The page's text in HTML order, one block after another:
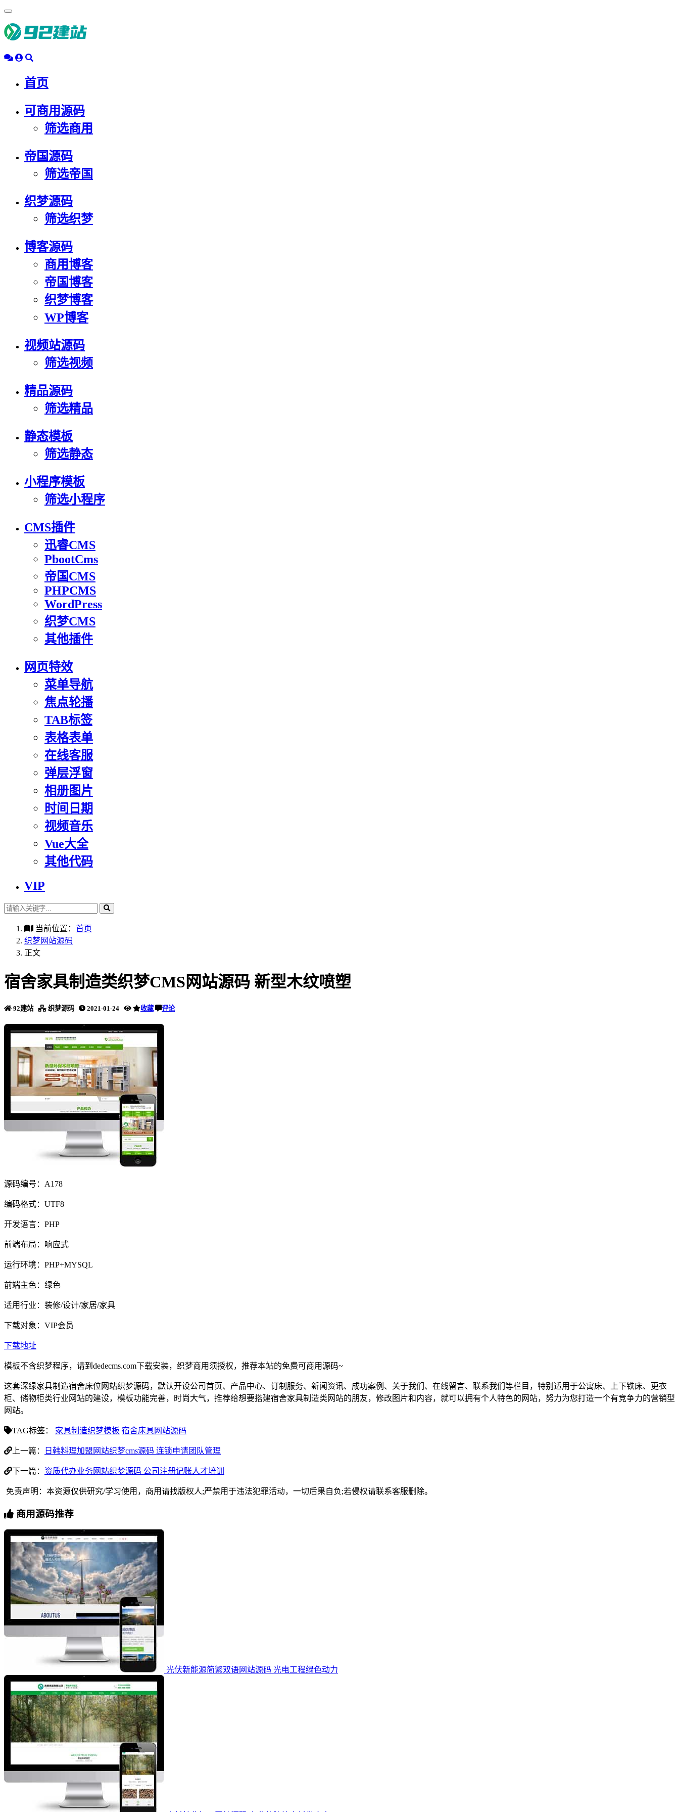
动
导
首页
可商用源码
筛选商用
帝国源码
筛选帝国
织梦源码
筛选织梦
博客源码
商用博客
帝国博客
织梦博客
WP博客
视频站源码
筛选视频
精品源码
筛选精品
静态模板
筛选静态
小程序模板
筛选小程序
CMS插件
迅睿CMS
PbootCms
帝国CMS
PHPCMS
WordPress
织梦CMS
其他插件
网页特效
菜单导航
焦点轮播
TAB标签
表格表单
在线客服
弹层浮窗
相册图片
时间日期
视频音乐
Vue大全
其他代码
VIP
当前位置： 首页
织梦网站源码
正文
宿舍家具制造类织梦CMS网站源码 新型木纹喷塑
92建站 织梦源码 2021-01-24 收藏 评论
源码编号：A178
编码格式：UTF8
开发语言：PHP
前端布局：响应式
运行环境：PHP+MYSQL
前端主色：绿色
适用行业：装修/设计/家居/家具
下载对象：VIP会员
下载地址
模板不含织梦程序，请到dedecms.com下载安装，织梦商用须授权，推荐本站的免费可商用源码~
这套深绿家具制造宿舍床位网站织梦源码，默认开设公司首页、产品中心、订制服务、新闻资讯、成功案例、关于我们、在线留言、联系我们等栏目，特别适用于公寓床、上下铁床、更衣
柜、储物柜类行业网站的建设，模板功能完善，时尚大气，推荐给想要搭建宿舍家具制造类网站的朋友，修改图片和内容，就可以拥有个人特色的网站，努力为您打造一个有竞争力的营销型
网站。
TAG标签： 家具制造织梦模板 宿舍床具网站源码
上一篇： 日韩料理加盟网站织梦cms源码 连锁申请团队管理
下一篇： 资质代办业务网站织梦源码 公司注册记账人才培训
免责声明：本资源仅供研究/学习使用，商用请找版权人;严禁用于违法犯罪活动，一切后果自负;若侵权请联系客服删除。
商用源码推荐
光伏新能源简繁双语网站源码 光电工程绿色动力